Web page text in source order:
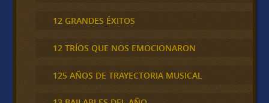
12 GRANDES ÉXITOS
12 TRÍOS QUE NOS EMOCIONARON
125 AÑOS DE TRAYECTORIA MUSICAL